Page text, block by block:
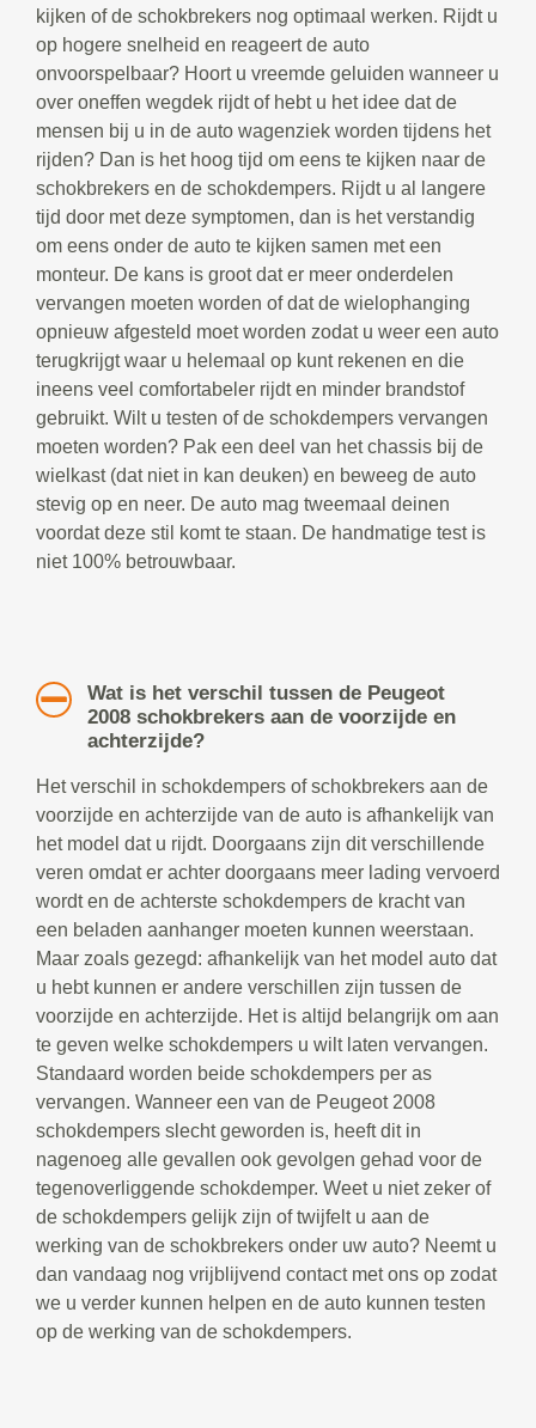
kijken of de schokbrekers nog optimaal werken. Rijdt u
op hogere snelheid en reageert de auto
onvoorspelbaar? Hoort u vreemde geluiden wanneer u
over oneffen wegdek rijdt of hebt u het idee dat de
mensen bij u in de auto wagenziek worden tijdens het
rijden? Dan is het hoog tijd om eens te kijken naar de
schokbrekers en de schokdempers. Rijdt u al langere
tijd door met deze symptomen, dan is het verstandig
om eens onder de auto te kijken samen met een
monteur. De kans is groot dat er meer onderdelen
vervangen moeten worden of dat de wielophanging
opnieuw afgesteld moet worden zodat u weer een auto
terugkrijgt waar u helemaal op kunt rekenen en die
ineens veel comfortabeler rijdt en minder brandstof
gebruikt. Wilt u testen of de schokdempers vervangen
moeten worden? Pak een deel van het chassis bij de
wielkast (dat niet in kan deuken) en beweeg de auto
stevig op en neer. De auto mag tweemaal deinen
voordat deze stil komt te staan. De handmatige test is
niet 100% betrouwbaar.
Wat is het verschil tussen de Peugeot
2008 schokbrekers aan de voorzijde en
achterzijde?
Het verschil in schokdempers of schokbrekers aan de
voorzijde en achterzijde van de auto is afhankelijk van
het model dat u rijdt. Doorgaans zijn dit verschillende
veren omdat er achter doorgaans meer lading vervoerd
wordt en de achterste schokdempers de kracht van
een beladen aanhanger moeten kunnen weerstaan.
Maar zoals gezegd: afhankelijk van het model auto dat
u hebt kunnen er andere verschillen zijn tussen de
voorzijde en achterzijde. Het is altijd belangrijk om aan
te geven welke schokdempers u wilt laten vervangen.
Standaard worden beide schokdempers per as
vervangen. Wanneer een van de Peugeot 2008
schokdempers slecht geworden is, heeft dit in
nagenoeg alle gevallen ook gevolgen gehad voor de
tegenoverliggende schokdemper. Weet u niet zeker of
de schokdempers gelijk zijn of twijfelt u aan de
werking van de schokbrekers onder uw auto? Neemt u
dan vandaag nog vrijblijvend contact met ons op zodat
we u verder kunnen helpen en de auto kunnen testen
op de werking van de schokdempers.